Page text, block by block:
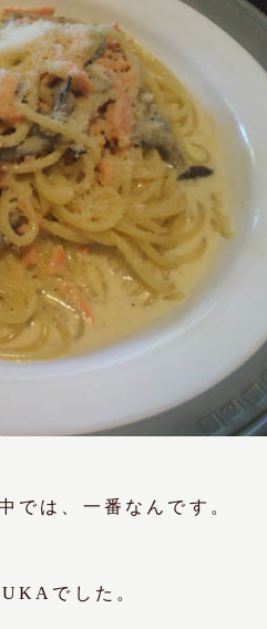
では、一番なんです。
でした。